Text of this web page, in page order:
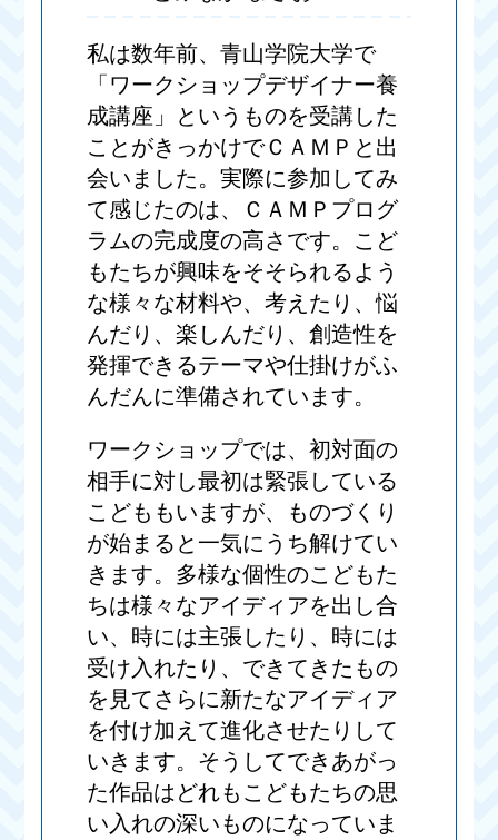
私は数年前、青山学院大学で
「ワークショップデザイナー養
成講座」というものを受講した
ことがきっかけでＣＡＭＰと出
会いました。実際に参加してみ
て感じたのは、ＣＡＭＰプログ
ラムの完成度の高さです。こど
もたちが興味をそそられるよう
な様々な材料や、考えたり、悩
んだり、楽しんだり、創造性を
発揮できるテーマや仕掛けがふ
んだんに準備されています。
ワークショップでは、初対面の
相手に対し最初は緊張している
こどももいますが、ものづくり
が始まると一気にうち解けてい
きます。多様な個性のこどもた
ちは様々なアイディアを出し合
い、時には主張したり、時には
受け入れたり、できてきたもの
を見てさらに新たなアイディア
を付け加えて進化させたりして
いきます。そうしてできあがっ
た作品はどれもこどもたちの思
い入れの深いものになっていま